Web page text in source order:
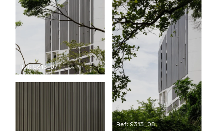
Ref: 9313_07
Ref: 9313_08